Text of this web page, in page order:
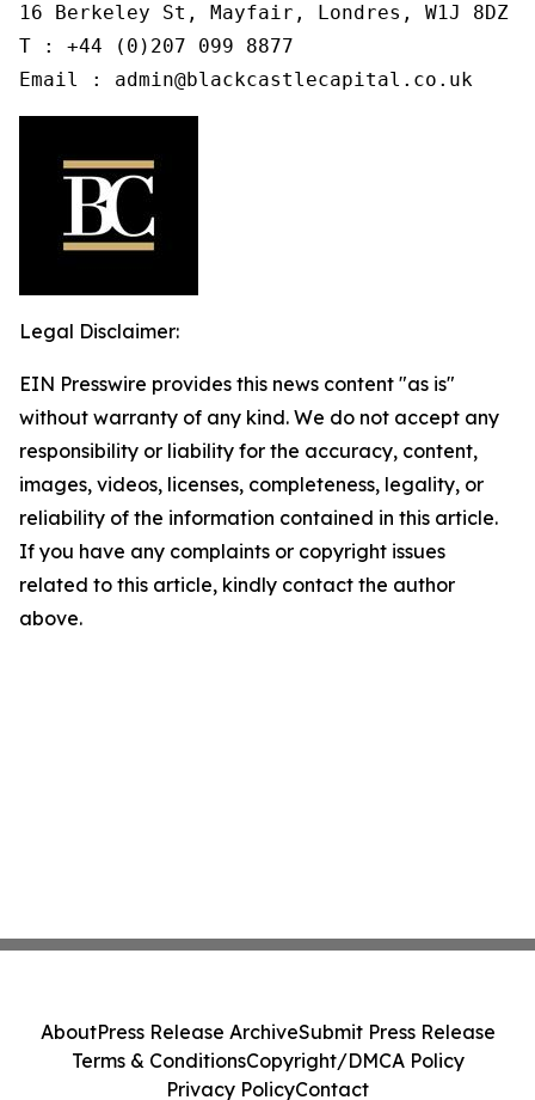
16 Berkeley St, Mayfair, Londres, W1J 8DZ
T : +44 (0)207 099 8877
Email : admin@blackcastlecapital.co.uk
Legal Disclaimer:
EIN Presswire provides this news content "as is"
without warranty of any kind. We do not accept any
responsibility or liability for the accuracy, content,
images, videos, licenses, completeness, legality, or
reliability of the information contained in this article.
If you have any complaints or copyright issues
related to this article, kindly contact the author
above.
AboutPress Release ArchiveSubmit Press Release
Terms & ConditionsCopyright/DMCA Policy
Privacy PolicyContact